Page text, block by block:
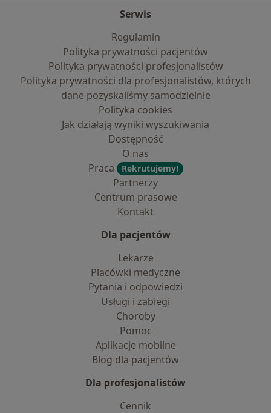
Serwis
Regulamin
Polityka prywatności pacjentów
Polityka prywatności profesjonalistów
Polityka prywatności dla profesjonalistów, których
dane pozyskaliśmy samodzielnie
Polityka cookies
Jak działają wyniki wyszukiwania
Dostępność
O nas
Praca
Rekrutujemy!
Partnerzy
Centrum prasowe
Kontakt
Dla pacjentów
Lekarze
Placówki medyczne
Pytania i odpowiedzi
Usługi i zabiegi
Choroby
Pomoc
Aplikacje mobilne
Blog dla pacjentów
Dla profesjonalistów
Cennik